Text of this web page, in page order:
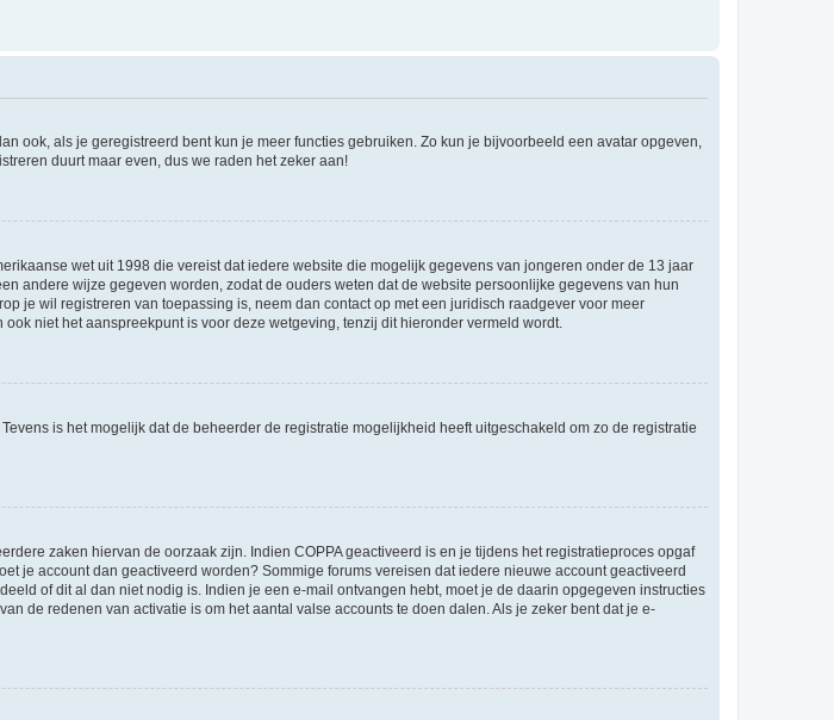
ook, als je geregistreerd bent kun je meer functies gebruiken. Zo kun je bijvoorbeeld een avatar opgeven,
duurt maar even, dus we raden het zeker aan!
wet uit 1998 die vereist dat iedere website die mogelijk gegevens van jongeren onder de 13 jaar
andere wijze gegeven worden, zodat de ouders weten dat de website persoonlijke gegevens van hun
je wil registreren van toepassing is, neem dan contact op met een juridisch raadgever voor meer
niet het aanspreekpunt is voor deze wetgeving, tenzij dit hieronder vermeld wordt.
is het mogelijk dat de beheerder de registratie mogelijkheid heeft uitgeschakeld om zo de registratie
zaken hiervan de oorzaak zijn. Indien COPPA geactiveerd is en je tijdens het registratieproces opgaf
je account dan geactiveerd worden? Sommige forums vereisen dat iedere nieuwe account geactiveerd
of dit al dan niet nodig is. Indien je een e-mail ontvangen hebt, moet je de daarin opgegeven instructies
de redenen van activatie is om het aantal valse accounts te doen dalen. Als je zeker bent dat je e-